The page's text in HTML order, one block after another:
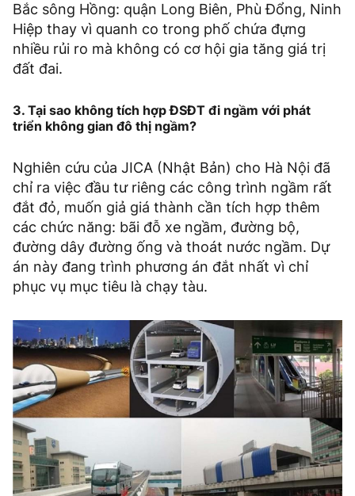
Bắc sông Hồng: quận Long Biên, Phù Đổng, Ninh
Hiệp thay vì quanh co trong phố chứa đựng
nhiều rủi ro mà không có cơ hội gia tăng giá trị
đất đai.
3. Tại sao không tích hợp ĐSĐT đi ngầm với phát
triển không gian đô thị ngầm?
Nghiên cứu của JICA (Nhật Bản) cho Hà Nội đã
chỉ ra việc đầu tư riêng các công trình ngầm rất
đắt đỏ, muốn giả giá thành cần tích hợp thêm
các chức năng: bãi đỗ xe ngầm, đường bộ,
đường dây đường ống và thoát nước ngầm. Dự
án này đang trình phương án đắt nhất vì chỉ
phục vụ mục tiêu là chạy tàu.